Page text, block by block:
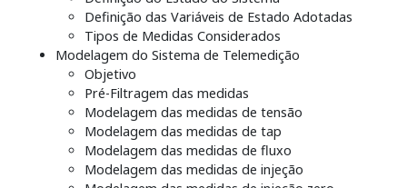
Definição das Variáveis de Estado Adotadas
Tipos de Medidas Considerados
Modelagem do Sistema de Telemedição
Objetivo
Pré-Filtragem das medidas
Modelagem das medidas de tensão
Modelagem das medidas de tap
Modelagem das medidas de fluxo
Modelagem das medidas de injeção